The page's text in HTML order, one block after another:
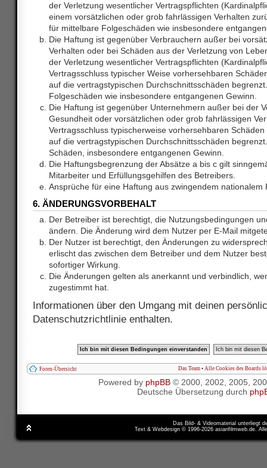
der Verletzung wesentlicher Vertragspflichten
einem vorsätzlichen oder grob fahrlässigen Verhalten
für mittelbare Folgeschäden wie insbesondere
Die Haftung ist gegenüber Verbrauchern außer bei
Verhalten oder bei Schäden aus der Verletzung von
der Verletzung wesentlicher Vertragspflichten
Vertragsschluss typischer Weise vorhersehbaren
auf die vertragstypischen Durchschnittsschäden
Folgeschäden wie insbesondere entgangenen Gewinn.
Die Haftung ist gegenüber Unternehmern außer bei der
Gesundheit oder vorsätzlichen oder grob fahrlässigen
Vertragsschluss typischerweise vorhersehbaren
auf die vertragstypischen Durchschnittsschäden
Schäden, insbesondere entgangenen Gewinn.
Die Haftungsbegrenzung der Absätze a bis c gilt
Mitarbeiter und Erfüllungsgehilfen des Betreibers.
Ansprüche für eine Haftung aus zwingendem nationalem
6. ÄNDERUNGSVORBEHALT
Der Betreiber ist berechtigt, die Nutzungsbedingungen
ändern. Die Änderung wird dem Nutzer per E-Mail
Der Nutzer ist berechtigt, den Änderungen zu
erlischt das zwischen dem Betreiber und dem Nutzer
sofortiger Wirkung.
Die Änderungen gelten als anerkannt und verbindlich,
zugestimmt hat.
Informationen über den Umgang mit deinen
Datenschutzrichtlinie enthalten.
Foren-Übersicht Das Team • Alle Cookies des Boards
Powered by phpBB© 2000, 2002, 2005,
Deutsche Übersetzung durch
Das Bild- & Videomaterial unterliegt
Text & Webdesign © 1996-2026 asianfilmweb.de.